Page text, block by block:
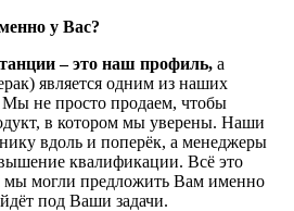
у Вас?
– это наш профиль, а
является одним из наших
Мы не просто продаем, чтобы
в котором мы уверены. Наши
вдоль и поперёк, а менеджеры
квалификации. Всё это
мы могли предложить Вам именно
под Ваши задачи.